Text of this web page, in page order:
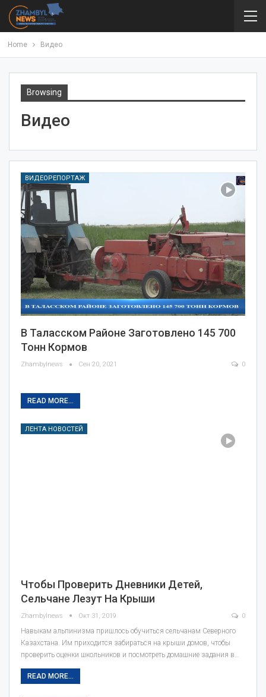
Home Видео
Browsing
Видео
ВИДЕОРЕПОРТАЖ
В Таласском Районе Заготовлено 145 700
Тонн Кормов
Zhambylnews Сен 20, 2021 0
READ MORE...
ЛЕНТА НОВОСТЕЙ
Чтобы Проверить Дневники Детей,
Сельчане Лезут На Крыши
Zhambylnews Окт 31, 2019 0
Навыкам альпинизма пришлось обучиться сельчанам Северного
Казахстана. Им приходится забираться на крыши домов, чтобы
проверить оценки школьников и посмотреть домашние задания в…
READ MORE...